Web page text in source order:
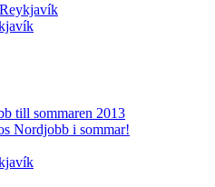
till sommaren 2013
Nordjobb i sommar!